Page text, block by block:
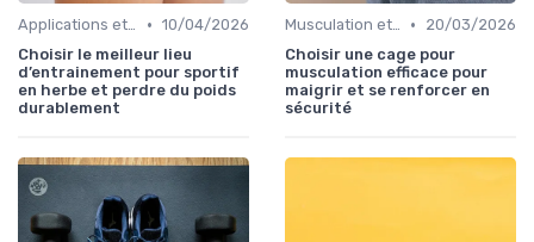
Applications et trackers • 10/04/2026
Choisir le meilleur lieu
d’entrainement pour sportif
en herbe et perdre du poids
durablement
Musculation et tonification •
20/03/2026
Choisir une cage pour
musculation efficace pour
maigrir et se renforcer en
sécurité